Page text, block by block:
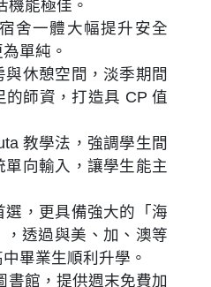
機能極佳。
舍一體大幅提升安全
單純。
休憩空間，淡季期間
師資，打造具 CP 值
教學法，強調學生間
向輸入，讓學生能主
，更具備強大的「海
透過與美、加、澳等
畢業生順利升學。
書館，提供週末免費加